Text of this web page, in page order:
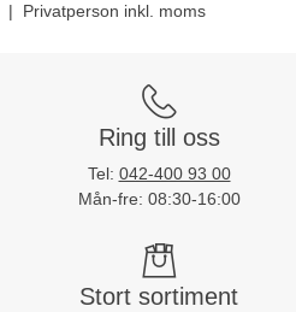
Privatperson inkl. moms
Ring till oss
Tel: 042-400 93 00
Mån-fre: 08:30-16:00
Stort sortiment